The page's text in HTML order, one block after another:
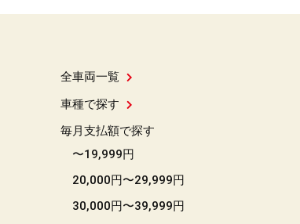
全車両一覧
車種で探す
毎月支払額で探す
〜19,999円
20,000円〜29,999円
30,000円〜39,999円